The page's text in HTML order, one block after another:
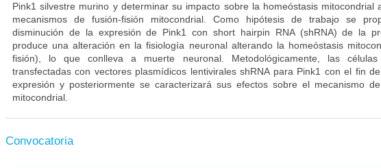
Pink1 silvestre murino y determinar su impacto sobre la homeóstasis mitocondrial
mecanismos de fusión-fisión mitocondrial. Como hipótesis de trabajo se
disminución de la expresión de Pink1 con short hairpin RNA (shRNA) de la
produce una alteración en la fisiología neuronal alterando la homeóstasis
fisión), lo que conlleva a muerte neuronal. Metodológicamente, las
transfectadas con vectores plasmídicos lentivirales shRNA para Pink1 con el fin
expresión y posteriormente se caracterizará sus efectos sobre el mecanismo
mitocondrial.
Convocatoria